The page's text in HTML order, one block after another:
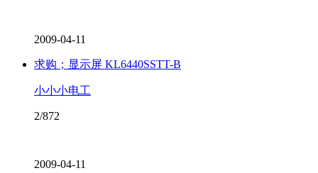
2009-04-11
求购；显示屏 KL6440SSTT-B
小小小电工
2/872
2009-04-11